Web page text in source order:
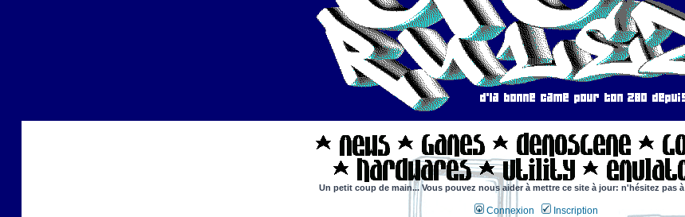
Un petit coup de main... Vous pouvez nous aider à mettre ce site à jour: n'hésitez pas à
Connexion Inscription